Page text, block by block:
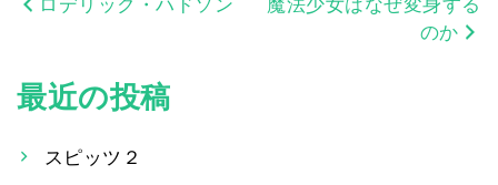
投
ナ
ビ
のか
最近の投稿
スピッツ２